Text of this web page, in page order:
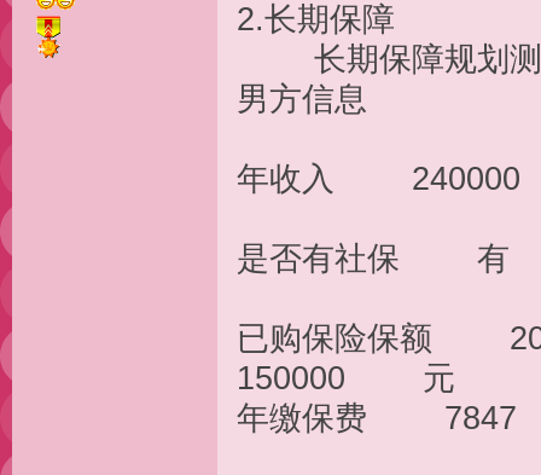
2.长
长期保
男方信
年收入
是否有社
已购保险保
150000 元
年缴保费